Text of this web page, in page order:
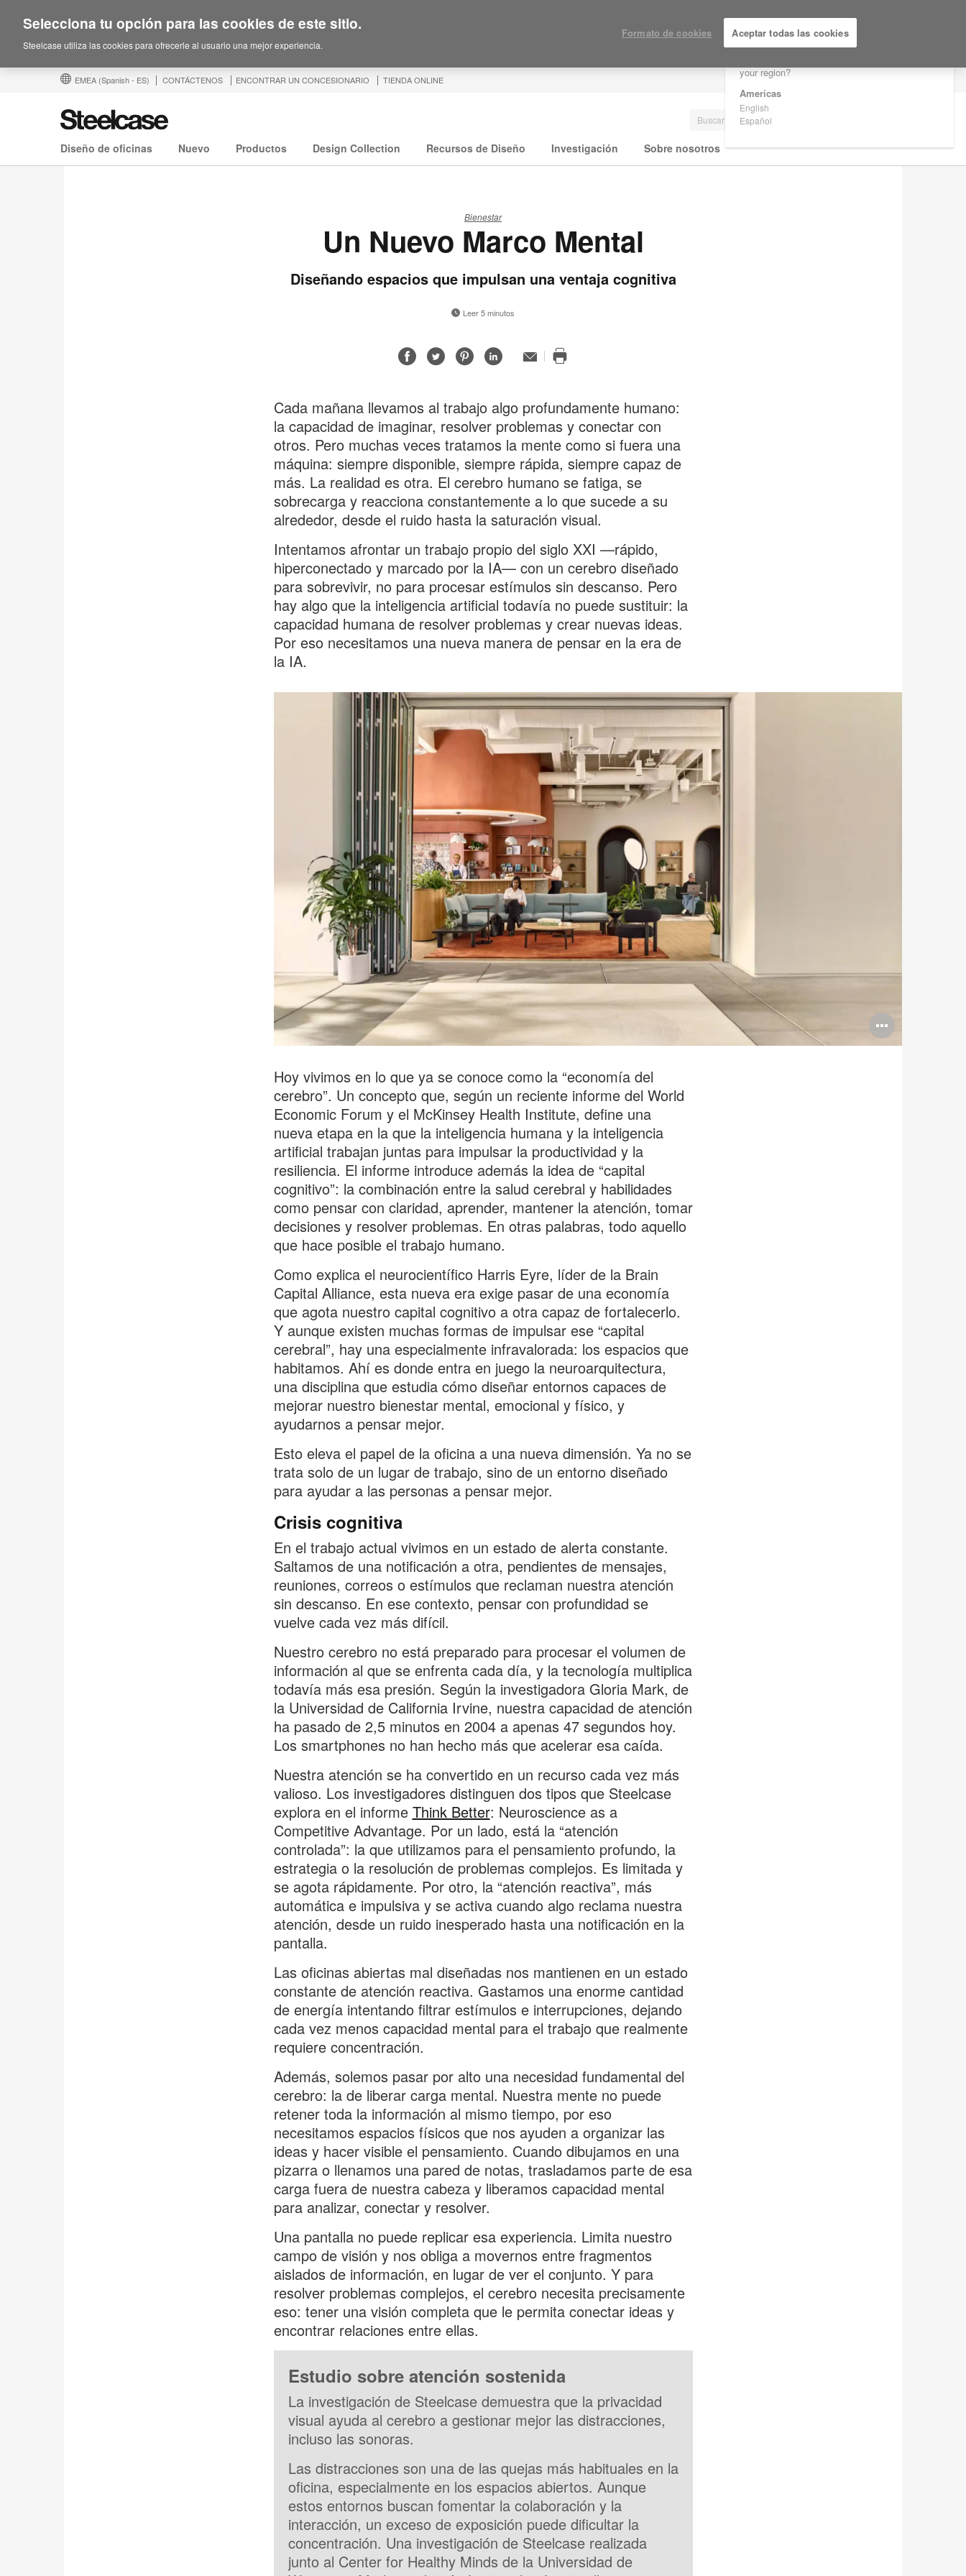
Are you in United States?
your region?
Americas
English
Español
EMEA (Spanish - ES) CONTÁCTENOS ENCONTRAR UN CONCESIONARIO TIENDA ONLINE
Diseño de oficinas Nuevo Productos Design Collection Recursos de Diseño Investigación Sobre nosotros
Bienestar
Un Nuevo Marco Mental
Diseñando espacios que impulsan una ventaja cognitiva
Leer 5 minutos
Compartir
Compartir
Compartir
Compartir
in
Correo
página
Cada mañana llevamos al trabajo algo profundamente humano:
la capacidad de imaginar, resolver problemas y conectar con
otros. Pero muchas veces tratamos la mente como si fuera una
máquina: siempre disponible, siempre rápida, siempre capaz de
más. La realidad es otra. El cerebro humano se fatiga, se
sobrecarga y reacciona constantemente a lo que sucede a su
alrededor, desde el ruido hasta la saturación visual.
Intentamos afrontar un trabajo propio del siglo XXI —rápido,
hiperconectado y marcado por la IA— con un cerebro diseñado
para sobrevivir, no para procesar estímulos sin descanso. Pero
hay algo que la inteligencia artificial todavía no puede sustituir: la
capacidad humana de resolver problemas y crear nuevas ideas.
Por eso necesitamos una nueva manera de pensar en la era de
la IA.
Abrir
imagen
Hoy vivimos en lo que ya se conoce como la “economía del
cerebro”. Un concepto que, según un reciente informe del World
Economic Forum y el McKinsey Health Institute, define una
nueva etapa en la que la inteligencia humana y la inteligencia
artificial trabajan juntas para impulsar la productividad y la
resiliencia. El informe introduce además la idea de “capital
cognitivo”: la combinación entre la salud cerebral y habilidades
como pensar con claridad, aprender, mantener la atención, tomar
decisiones y resolver problemas. En otras palabras, todo aquello
que hace posible el trabajo humano.
Como explica el neurocientífico Harris Eyre, líder de la Brain
Capital Alliance, esta nueva era exige pasar de una economía
que agota nuestro capital cognitivo a otra capaz de fortalecerlo.
Y aunque existen muchas formas de impulsar ese “capital
cerebral”, hay una especialmente infravalorada: los espacios que
habitamos. Ahí es donde entra en juego la neuroarquitectura,
una disciplina que estudia cómo diseñar entornos capaces de
mejorar nuestro bienestar mental, emocional y físico, y
ayudarnos a pensar mejor.
Esto eleva el papel de la oficina a una nueva dimensión. Ya no se
trata solo de un lugar de trabajo, sino de un entorno diseñado
para ayudar a las personas a pensar mejor.
Crisis cognitiva
En el trabajo actual vivimos en un estado de alerta constante.
Saltamos de una notificación a otra, pendientes de mensajes,
reuniones, correos o estímulos que reclaman nuestra atención
sin descanso. En ese contexto, pensar con profundidad se
vuelve cada vez más difícil.
Nuestro cerebro no está preparado para procesar el volumen de
información al que se enfrenta cada día, y la tecnología multiplica
todavía más esa presión. Según la investigadora Gloria Mark, de
la Universidad de California Irvine, nuestra capacidad de atención
ha pasado de 2,5 minutos en 2004 a apenas 47 segundos hoy.
Los smartphones no han hecho más que acelerar esa caída.
Nuestra atención se ha convertido en un recurso cada vez más
valioso. Los investigadores distinguen dos tipos que Steelcase
explora en el informe Think Better: Neuroscience as a
Competitive Advantage. Por un lado, está la “atención
controlada”: la que utilizamos para el pensamiento profundo, la
estrategia o la resolución de problemas complejos. Es limitada y
se agota rápidamente. Por otro, la “atención reactiva”, más
automática e impulsiva y se activa cuando algo reclama nuestra
atención, desde un ruido inesperado hasta una notificación en la
pantalla.
Las oficinas abiertas mal diseñadas nos mantienen en un estado
constante de atención reactiva. Gastamos una enorme cantidad
de energía intentando filtrar estímulos e interrupciones, dejando
cada vez menos capacidad mental para el trabajo que realmente
requiere concentración.
Además, solemos pasar por alto una necesidad fundamental del
cerebro: la de liberar carga mental. Nuestra mente no puede
retener toda la información al mismo tiempo, por eso
necesitamos espacios físicos que nos ayuden a organizar las
ideas y hacer visible el pensamiento. Cuando dibujamos en una
pizarra o llenamos una pared de notas, trasladamos parte de esa
carga fuera de nuestra cabeza y liberamos capacidad mental
para analizar, conectar y resolver.
Una pantalla no puede replicar esa experiencia. Limita nuestro
campo de visión y nos obliga a movernos entre fragmentos
aislados de información, en lugar de ver el conjunto. Y para
resolver problemas complejos, el cerebro necesita precisamente
eso: tener una visión completa que le permita conectar ideas y
encontrar relaciones entre ellas.
Estudio sobre atención sostenida
La investigación de Steelcase demuestra que la privacidad
visual ayuda al cerebro a gestionar mejor las distracciones,
incluso las sonoras.
Las distracciones son una de las quejas más habituales en la
oficina, especialmente en los espacios abiertos. Aunque
estos entornos buscan fomentar la colaboración y la
interacción, un exceso de exposición puede dificultar la
concentración. Una investigación de Steelcase realizada
junto al Center for Healthy Minds de la Universidad de
Selecciona tu opción para las cookies de este sitio.
Steelcase utiliza las cookies para ofrecerle al usuario una mejor experiencia.
Formato de cookies Aceptar todas las cookies